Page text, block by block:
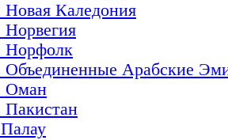
Новая Каледония
Норвегия
Норфолк
Объединенные Арабские
Оман
Пакистан